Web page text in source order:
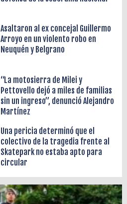
Asaltaron al ex concejal Guillermo
Arroyo en un violento robo en
Neuquén y Belgrano
“La motosierra de Milei y
Pettovello dejó a miles de familias
sin un ingreso”, denunció Alejandro
Martínez
Una pericia determinó que el
colectivo de la tragedia frente al
Skatepark no estaba apto para
circular